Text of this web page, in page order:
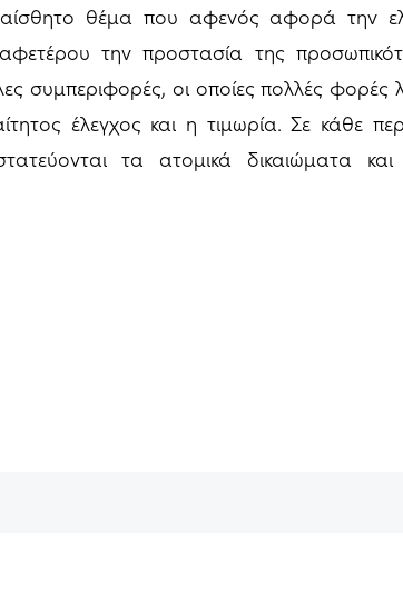
θέμα που αφενός αφορά την
την προστασία της
συμπεριφορές, οι οποίες πολλές φορές
έλεγχος και η τιμωρία. Σε κάθε
τα ατομικά δικαιώματα